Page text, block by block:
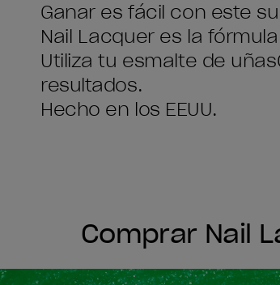
Ganar es fácil con este
Nail Lacquer es la
Utiliza tu esmalte de
resultados.
Hecho en los EEUU.
Comprar Nail